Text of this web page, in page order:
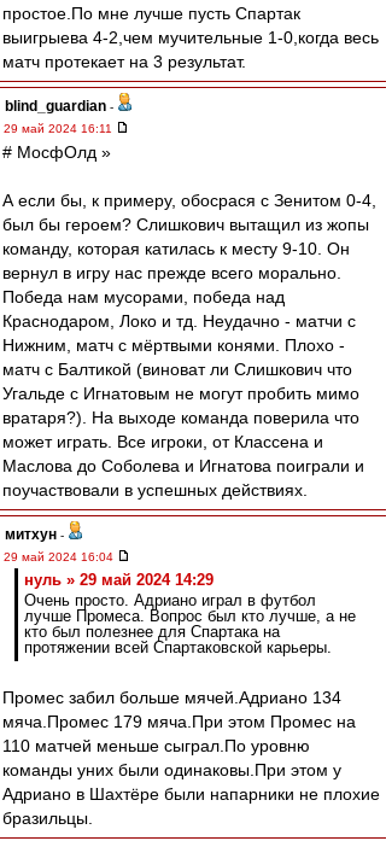
простое.По мне лучше пусть Спартак
выигрыева 4-2,чем мучительные 1-0,когда весь
матч протекает на 3 результат.
blind_guardian -
29 май 2024 16:11
# МосфОлд »
А если бы, к примеру, обосрася с Зенитом 0-4,
был бы героем? Слишкович вытащил из жопы
команду, которая катилась к месту 9-10. Он
вернул в игру нас прежде всего морально.
Победа нам мусорами, победа над
Краснодаром, Локо и тд. Неудачно - матчи с
Нижним, матч с мёртвыми конями. Плохо -
матч с Балтикой (виноват ли Слишкович что
Угальде с Игнатовым не могут пробить мимо
вратаря?). На выходе команда поверила что
может играть. Все игроки, от Классена и
Маслова до Соболева и Игнатова поиграли и
поучаствовали в успешных действиях.
митхун -
29 май 2024 16:04
нуль » 29 май 2024 14:29
Очень просто. Адриано играл в футбол
лучше Промеса. Вопрос был кто лучше, а не
кто был полезнее для Спартака на
протяжении всей Спартаковской карьеры.
Промес забил больше мячей.Адриано 134
мяча.Промес 179 мяча.При этом Промес на
110 матчей меньше сыграл.По уровню
команды уних были одинаковы.При этом у
Адриано в Шахтёре были напарники не плохие
бразильцы.